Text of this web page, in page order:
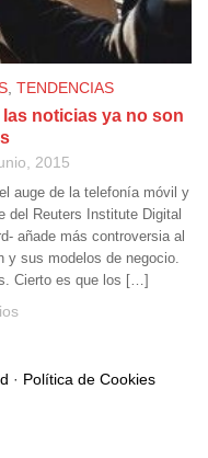
, TENDENCIAS
noticias ya no son
2015
auge de la telefonía móvil y
del Reuters Institute Digital
añade más controversia al
y sus modelos de negocio.
Cierto es que los […]
· Política de Cookies